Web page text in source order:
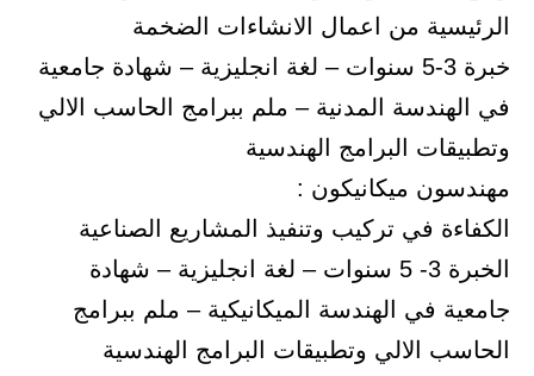
الرئيسية من اعمال الانشاءات الضخمة
خبرة 3-5 سنوات – لغة انجليزية – شهادة جامعية
في الهندسة المدنية – ملم ببرامج الحاسب الالي
وتطبيقات البرامج الهندسية
مهندسون ميكانيكون :
الكفاءة في تركيب وتنفيذ المشاريع الصناعية
الخبرة 3- 5 سنوات – لغة انجليزية – شهادة
جامعية في الهندسة الميكانيكية – ملم ببرامج
الحاسب الالي وتطبيقات البرامج الهندسية